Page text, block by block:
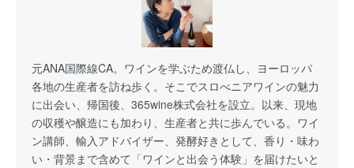
元ANA国際線CA。ワインを学ぶため渡仏し、ヨーロッパ
各地の生産者を訪ね歩く。そこでスロべニアワインの魅力
に出会い、帰国後、365wine株式会社を設立。以来、現地
の収穫や醸造にも加わり、生産者と共に歩んでいる。ワイ
ン講師、輸入アドバイザー、発酵好きとして、香り・味わ
い・背景まで含めて「ワインと出会う体験」を届けたいと